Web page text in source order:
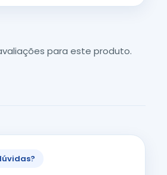
para este produto.